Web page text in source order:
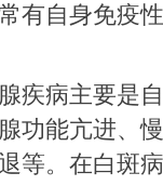
有自身免疫
疾病主要是
功能亢进、
等。在白斑